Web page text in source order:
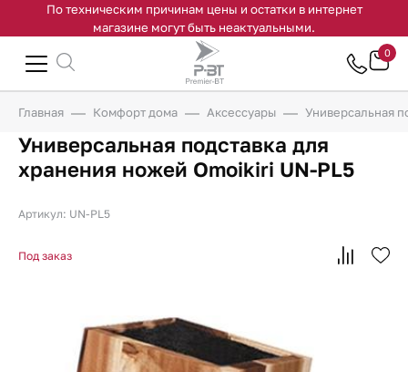
По техническим причинам цены и остатки в интернет
магазине могут быть неактуальными.
0
Главная Комфорт дома Аксессуары Универсальная
Универсальная подставка для
хранения ножей Omoikiri UN-PL5
Артикул: UN-PL5
Под заказ